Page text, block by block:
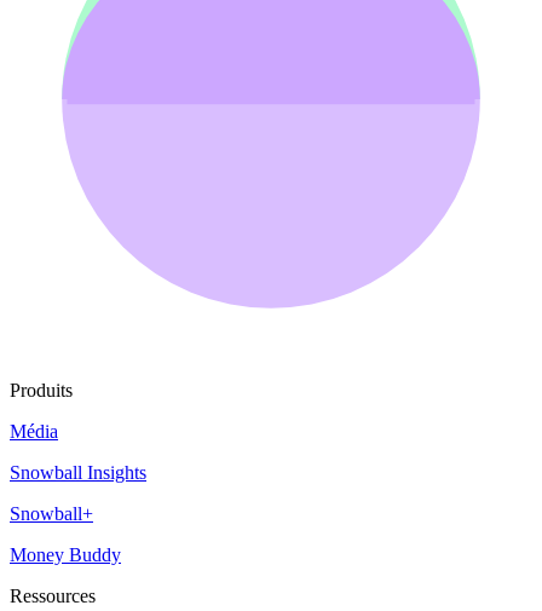
Produits
Média
Snowball Insights
Snowball+
Money Buddy
Ressources